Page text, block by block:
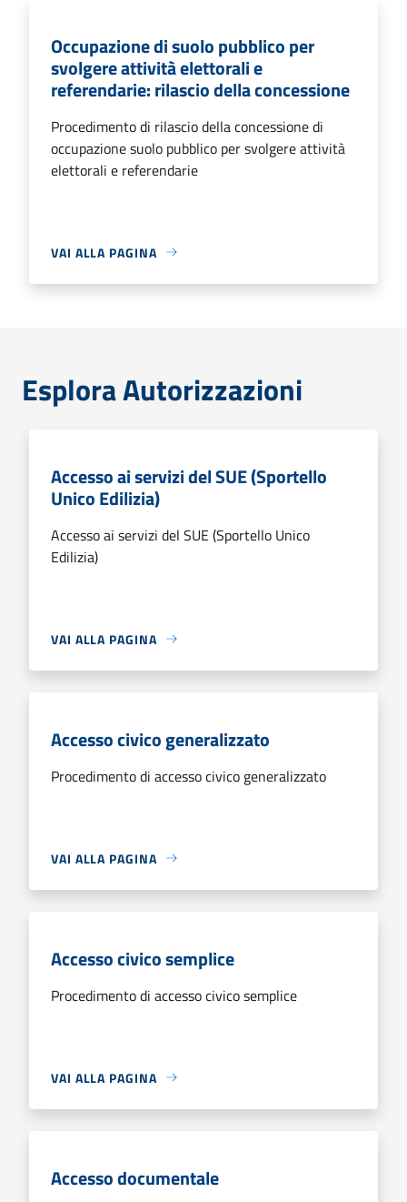
Occupazione di suolo pubblico per
svolgere attività elettorali e
referendarie: rilascio della concessione
Procedimento di rilascio della concessione di
occupazione suolo pubblico per svolgere attività
elettorali e referendarie
VAI ALLA PAGINA
Esplora Autorizzazioni
Accesso ai servizi del SUE (Sportello
Unico Edilizia)
Accesso ai servizi del SUE (Sportello Unico
Edilizia)
VAI ALLA PAGINA
Accesso civico generalizzato
Procedimento di accesso civico generalizzato
VAI ALLA PAGINA
Accesso civico semplice
Procedimento di accesso civico semplice
VAI ALLA PAGINA
Accesso documentale